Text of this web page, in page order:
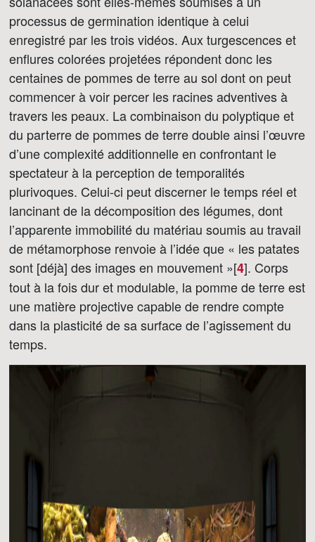
processus de germination identique à celui
enregistré par les trois vidéos. Aux turgescences et
enflures colorées projetées répondent donc les
centaines de pommes de terre au sol dont on peut
commencer à voir percer les racines adventives à
travers les peaux. La combinaison du polyptique et
du parterre de pommes de terre double ainsi l’œuvre
d’une complexité additionnelle en confrontant le
spectateur à la perception de temporalités
plurivoques. Celui-ci peut discerner le temps réel et
lancinant de la décomposition des légumes, dont
l’apparente immobilité du matériau soumis au travail
de métamorphose renvoie à l’idée que « les patates
sont [déjà] des images en mouvement »[4]. Corps
tout à la fois dur et modulable, la pomme de terre est
une matière projective capable de rendre compte
dans la plasticité de sa surface de l’agissement du
temps.